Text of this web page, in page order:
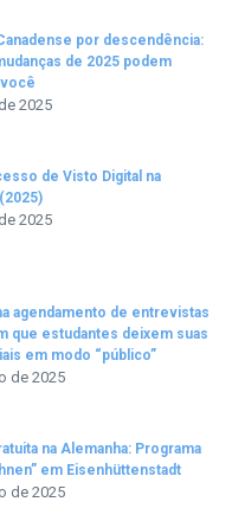
por descendência:
de 2025 podem
2025
de Visto Digital na
2025
agendamento de entrevistas
que estudantes deixem suas
em modo “público”
de 2025
na Alemanha: Programa
em Eisenhüttenstadt
de 2025